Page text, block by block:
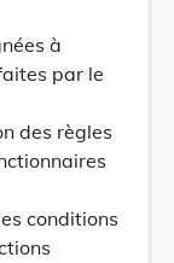
à
par le
des règles
conditions